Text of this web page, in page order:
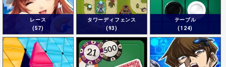
レース
(57)
タワーディフェンス
(93)
テーブル
(124)